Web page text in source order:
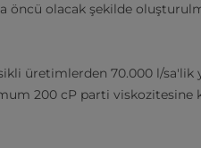
öncü olacak şekilde
üretimlerden 70.000 l/sa'lik
200 cP parti viskozitesine